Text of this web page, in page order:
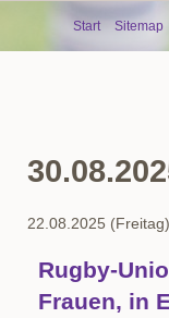
Skip
navigation
Start Sitemap
22.08.2025 (Freitag)
Rugby-
Frauen, in